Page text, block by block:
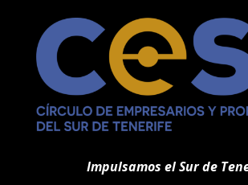
Impulsamos el Sur de